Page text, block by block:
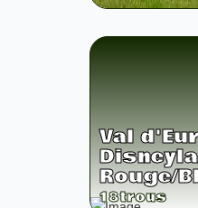
Val
Rouge/
18trous